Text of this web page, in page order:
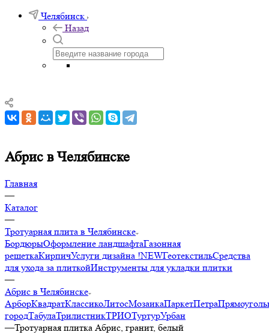
Челябинск
Назад
Абрис в Челябинске
Главная
—
Каталог
—
Тротуарная плита в Челябинске
БордюрыОформление ландшафтаГазонная
решеткаКирпичУслуги дизайна !NEWГеотекстильСредства
для ухода за плиткойИнструменты для укладки плитки
—
Абрис в Челябинске
АрборКвадратКлассикоЛитосМозаикаПаркетПетра
городТабулаТрилистникТРИОТуртурУрбан
—Тротуарная плитка Абрис, гранит, белый